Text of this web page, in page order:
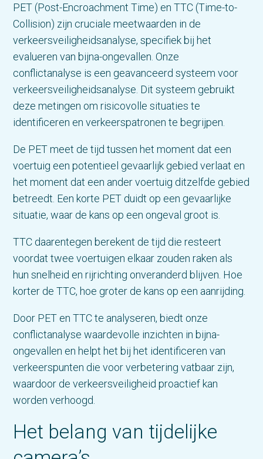
PET (Post-Encroachment Time) en TTC (Time-to-
Collision) zijn cruciale meetwaarden in de
verkeersveiligheidsanalyse, specifiek bij het
evalueren van bijna-ongevallen. Onze
conflictanalyse is een geavanceerd systeem voor
verkeersveiligheidsanalyse. Dit systeem gebruikt
deze metingen om risicovolle situaties te
identificeren en verkeerspatronen te begrijpen.
De PET meet de tijd tussen het moment dat een
voertuig een potentieel gevaarlijk gebied verlaat en
het moment dat een ander voertuig ditzelfde gebied
betreedt. Een korte PET duidt op een gevaarlijke
situatie, waar de kans op een ongeval groot is.
TTC daarentegen berekent de tijd die resteert
voordat twee voertuigen elkaar zouden raken als
hun snelheid en rijrichting onveranderd blijven. Hoe
korter de TTC, hoe groter de kans op een aanrijding.
Door PET en TTC te analyseren, biedt onze
conflictanalyse waardevolle inzichten in bijna-
ongevallen en helpt het bij het identificeren van
verkeerspunten die voor verbetering vatbaar zijn,
waardoor de verkeersveiligheid proactief kan
worden verhoogd.
Het belang van tijdelijke